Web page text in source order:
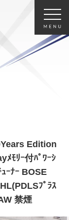
Edition
ﾒﾓﾘｰ付ﾊﾟﾜｰｼ
ｭｰﾅｰ BOSE
ﾌﾟﾗｽ
禁煙